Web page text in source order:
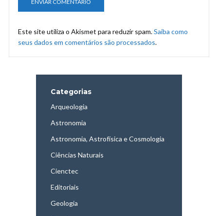
Este site utiliza o Akismet para reduzir spam.Saiba como
seus dados em comentários são processados.
Categorias
Arqueologia
Astronomia
Astronomia, Astrofísica e Cosmologia
Ciências Naturais
Cienctec
Editoriais
Geologia